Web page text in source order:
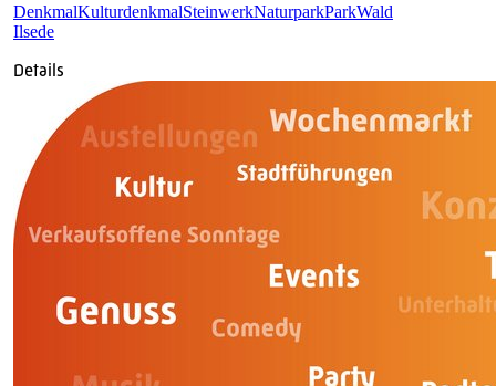
DenkmalKulturdenkmalSteinwerkNaturparkParkWald
Ilsede
Details